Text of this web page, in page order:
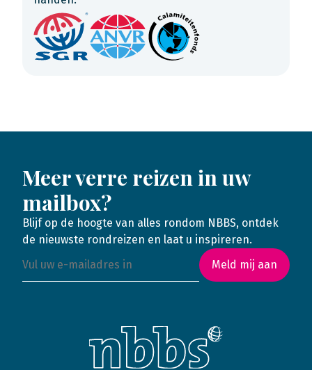
Meer verre reizen in uw
mailbox?
Blijf op de hoogte van alles rondom NBBS, ontdek
de nieuwste rondreizen en laat u inspireren.
Meld mij aan